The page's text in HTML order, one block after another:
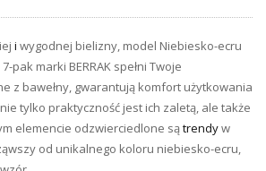
i wygodnej bielizny, model Niebiesko-ecru
pak marki BERRAK spełni Twoje
z bawełny, gwarantują komfort użytkowania
tylko praktyczność jest ich zaletą, ale także
elemencie odzwierciedlone sątrendyw
od unikalnego koloru niebiesko-ecru,